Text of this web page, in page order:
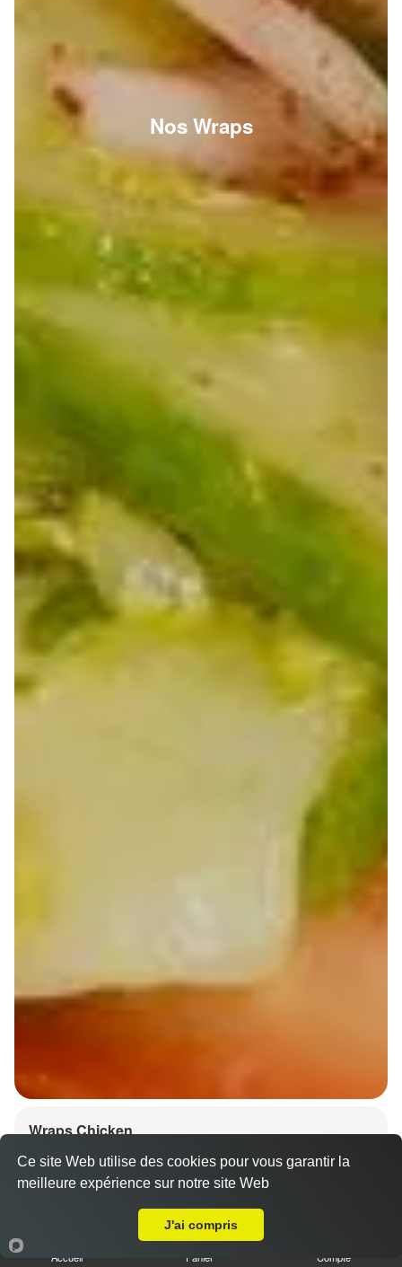
Nos Wraps
Wraps Chicken
8.50 €
Accueil Panier Compte
Ce site Web utilise des cookies pour vous garantir la
meilleure expérience sur notre site Web
J'ai compris